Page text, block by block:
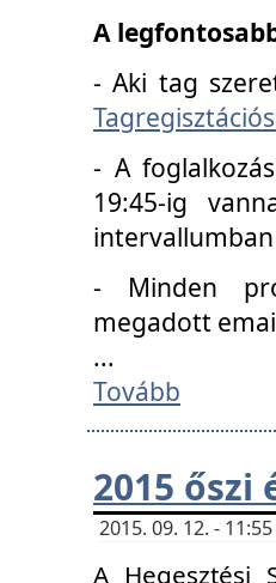
A
- Aki tag
- A
19:45-ig
- Minden
megadott
...
Tovább
2015
2015. 09. 12. -
A Hegesztési